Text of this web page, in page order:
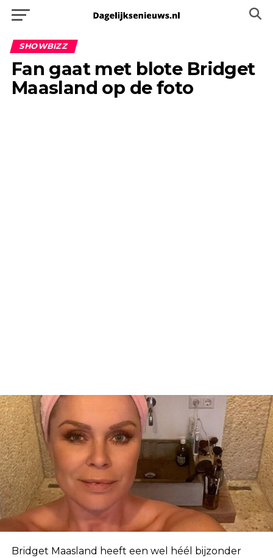
SHOWBIZZ
Fan gaat met blote Bridget
Maasland op de foto
Bridget Maasland heeft een wel héél bijzonder